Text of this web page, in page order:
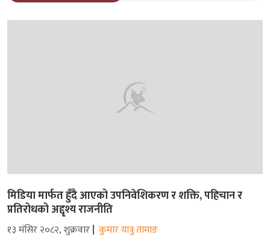
मिडिया मार्फत हुँदै आएको उपनिवेशिकरण र शक्ति, पहिचान र
प्रतिरोधको अद्दृश्य राजनीति
१३ मंसिर २०८२, शुक्रवार कुमार यात्रु तामाङ